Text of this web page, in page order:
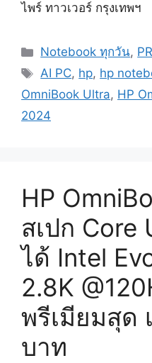
ไพร์ ทาวเวอร์ กรุงเทพฯ
Categories
Notebook ทุกวัน,
Tags
AI PC, hp, hp
OmniBook Ultra, HP
2024
HP
สเปก Core
ได้ Intel
2.8K
พรีเมียมสุด
บาท